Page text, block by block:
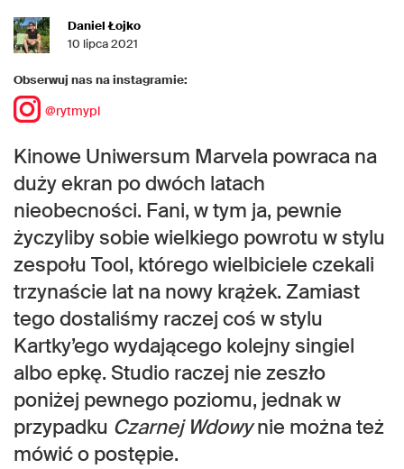
Daniel Łojko
10 lipca 2021
Obserwuj nas na instagramie:
@rytmypl
Kinowe Uniwersum Marvela powraca na
duży ekran po dwóch latach
nieobecności. Fani, w tym ja, pewnie
życzyliby sobie wielkiego powrotu w stylu
zespołu Tool, którego wielbiciele czekali
trzynaście lat na nowy krążek. Zamiast
tego dostaliśmy raczej coś w stylu
Kartky’ego wydającego kolejny singiel
albo epkę. Studio raczej nie zeszło
poniżej pewnego poziomu, jednak w
przypadku Czarnej Wdowynie można też
mówić o postępie.